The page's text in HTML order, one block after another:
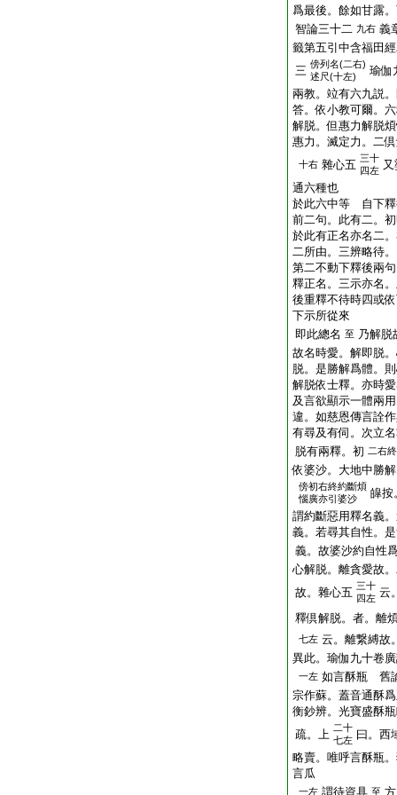
爲最後。餘如甘露
智論三十二 九右 義
籤第五引中含福田
三 傍列名(二右)
述尺(十左)
瑜伽
兩教。竝有六九説
答。依小教可爾。
解脱。但惠力解脱
惠力。滅定力。二
十右 雜心五 三十
四左
通六種也
於此六中等 自下釋
前二句。此有二。
於此有正名亦名二
二所由。三辨略待
第二不動下釋後兩
釋正名。三示亦名
後重釋不待時四或
下示所從來
即此總名 至 乃解
故名時愛。解即脱
脱。是勝解爲體。
解脱依士釋。亦時
及言欲顯示一體兩
違。如慈恩傳言詮
有尋及有伺。次立
脱有兩釋。初 二右終
依婆沙。大地中勝
傍初右終約斷煩
惱廣亦引婆沙
皡按
謂約斷惡用釋名義
義。若尋其自性。
義。故婆沙約自性
心解脱。離貪愛故
故。雜心五 三十
四左 云
釋倶解脱。者。離
七左 云。離繋縛故
異此。瑜伽九十卷
一左 如言酥瓶 舊
宗作蘇。蓋音通酥
衡鈔辨。光寶盛酥
疏。上 二十
七左 曰。西
略賣。唯呼言酥瓶
言瓜
一左 謂待資具 至